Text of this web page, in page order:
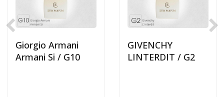
Giorgio Armani
Armani Si / G10
GIVENCHY
LINTERDIT / G2